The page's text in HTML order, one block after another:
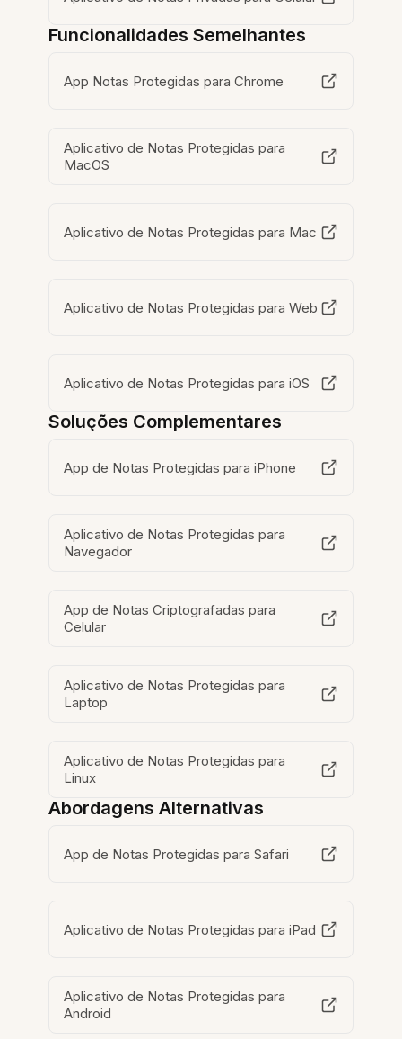
Funcionalidades Semelhantes
App Notas Protegidas para Chrome
Aplicativo de Notas Protegidas para
MacOS
Aplicativo de Notas Protegidas para Mac
Aplicativo de Notas Protegidas para Web
Aplicativo de Notas Protegidas para iOS
Soluções Complementares
App de Notas Protegidas para iPhone
Aplicativo de Notas Protegidas para
Navegador
App de Notas Criptografadas para
Celular
Aplicativo de Notas Protegidas para
Laptop
Aplicativo de Notas Protegidas para
Linux
Abordagens Alternativas
App de Notas Protegidas para Safari
Aplicativo de Notas Protegidas para iPad
Aplicativo de Notas Protegidas para
Android